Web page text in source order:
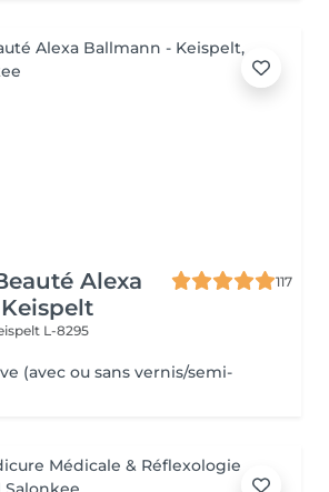
Alexa
117
L-8295
(avec ou sans vernis/semi-